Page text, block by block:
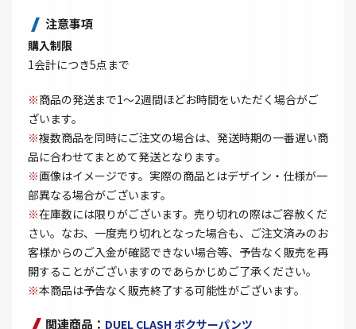
注意事項
購入制限
1会計につき5点まで
※商品の発送まで1～2週間ほどお時間をいただく場合がご
ざいます。
※複数商品を同時にご注文の場合は、発送時期の一番遅い商
品に合わせてまとめて発送となります。
※画像はイメージです。実際の商品とはデザイン・仕様が一
部異なる場合がございます。
※在庫数には限りがございます。売り切れの際はご容赦くだ
さい。なお、一度売り切れとなった場合も、ご注文済みのお
客様からのご入金が確認できない場合等、予告なく販売を再
開することがございますのであらかじめご了承ください。
※本商品は予告なく販売終了する可能性がございます。
関連商品： DUEL CLASH ボクサーパンツ